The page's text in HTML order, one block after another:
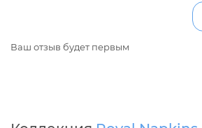
Ваш отзыв будет первым